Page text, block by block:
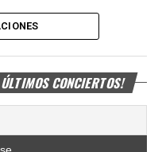
CONCIERTOS!